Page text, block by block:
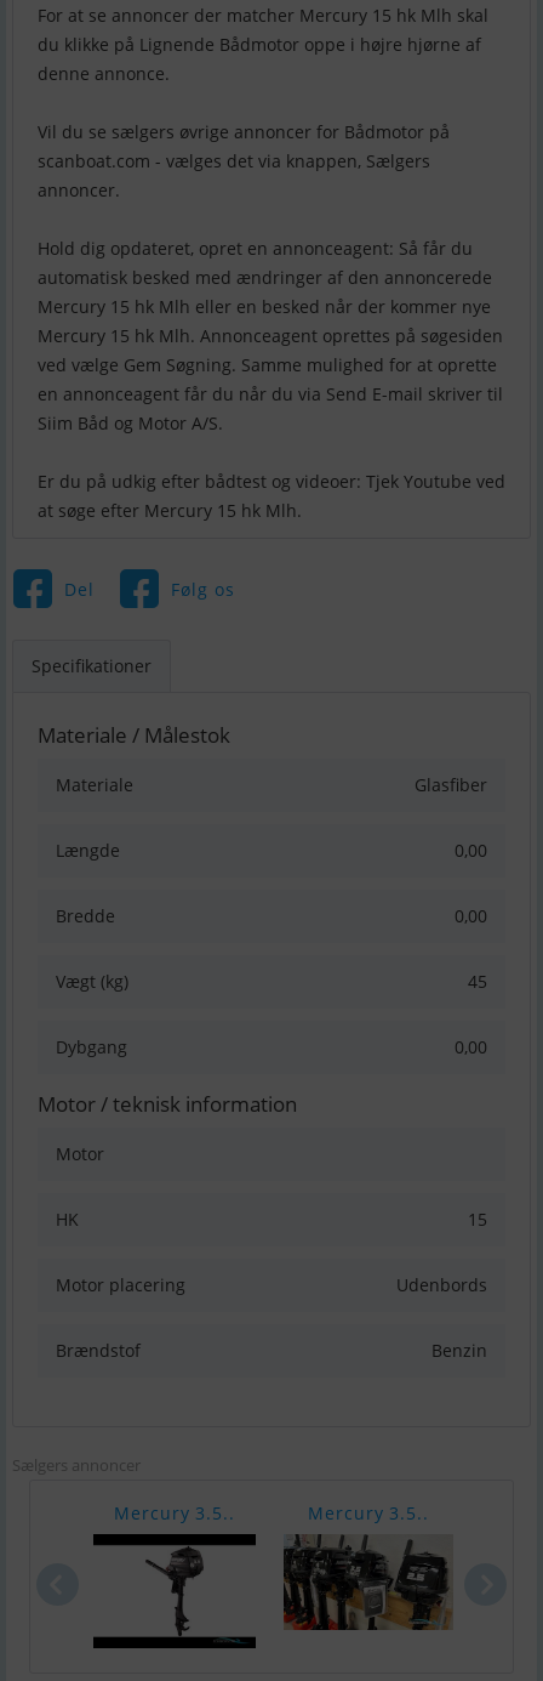
For at se annoncer der matcher Mercury 15 hk Mlh skal
du klikke på Lignende Bådmotor oppe i højre hjørne af
denne annonce.
Vil du se sælgers øvrige annoncer for Bådmotor på
scanboat.com - vælges det via knappen, Sælgers
annoncer.
Hold dig opdateret, opret en annonceagent: Så får du
automatisk besked med ændringer af den annoncerede
Mercury 15 hk Mlh eller en besked når der kommer nye
Mercury 15 hk Mlh. Annonceagent oprettes på søgesiden
ved vælge Gem Søgning. Samme mulighed for at oprette
en annonceagent får du når du via Send E-mail skriver til
Siim Båd og Motor A/S.
Er du på udkig efter bådtest og videoer: Tjek Youtube ved
Del Følg os
Specifikationer
Materiale / Målestok
Materiale Glasfiber
Længde 0,00
Bredde 0,00
Vægt (kg) 45
Dybgang 0,00
Motor / teknisk information
Motor
HK 15
Motor placering Udenbords
Brændstof Benzin
Sælgers annoncer
Mercury 3.5.. Mercury 3.5..